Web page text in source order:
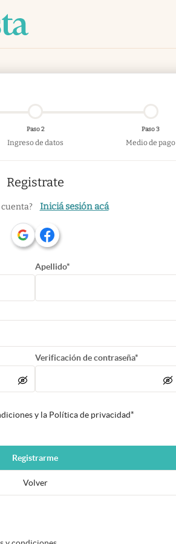
Paso 2
Ingreso de datos
Paso 3
Medio de pago
Registrate
cuenta? Iniciá sesión acá
Apellido*
Verificación de contraseña*
y la Política de privacidad*
Registrarme
Volver